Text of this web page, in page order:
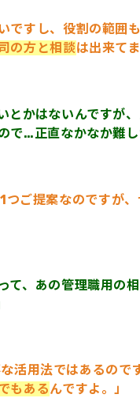
ですし、役割の範囲
の方と相談は出来て
とかはないんですが
で…正直なかなか難し
ご提案なのですが
て、あの管理職用の
活用法ではあるので
もあるんですよ。」